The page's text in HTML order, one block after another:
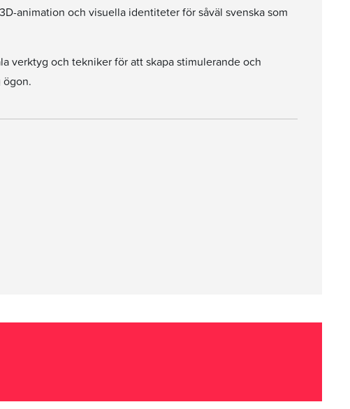
animation och visuella identiteter för såväl svenska som
verktyg och tekniker för att skapa stimulerande och
ögon.